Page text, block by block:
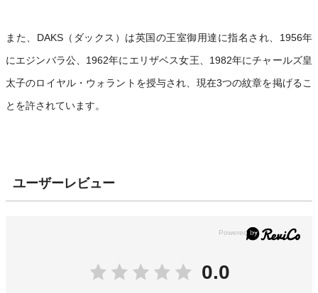
また、DAKS（ダックス）は英国の王室御用達に指名され、1956年
にエジンバラ公、1962年にエリザベス女王、1982年にチャールズ皇
太子のロイヤル・ウォラントを授与され、現在3つの紋章を掲げるこ
とを許されています。
ユーザーレビュー
0.0